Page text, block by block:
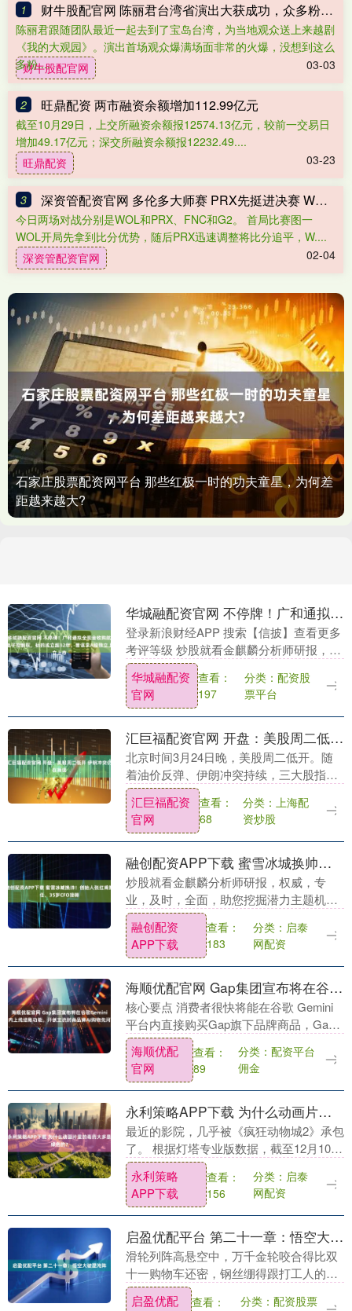
1 财牛股配官网 陈丽君台湾省演出大获成功，众多粉丝追捧场面热闹，陈丽君太可爱
陈丽君跟随团队最近一起去到了宝岛台湾，为当地观众送上来越剧
《我的大观园》。演出首场观众爆满场面非常的火爆，没想到这么
多粉....
财牛股配官网 03-03
2 旺鼎配资 两市融资余额增加112.99亿元
截至10月29日，上交所融资余额报12574.13亿元，较前一交易日
增加49.17亿元；深交所融资余额报12232.49....
旺鼎配资
03-23
3 深资管配资官网 多伦多大师赛 PRX先挺进决赛 WOL和FNC将争夺最后一个名额_比分_双方_胜利
今日两场对战分别是WOL和PRX、FNC和G2。 首局比赛图一
WOL开局先拿到比分优势，随后PRX迅速调整将比分追平，W....
深资管配资官网
02-04
石家庄股票配资网平台 那些红极一时的功夫童星，为何差
距越来越大?
华城融配资官网 不停牌！广和通拟全现金收购航盛电子控制权，标的成立超32年，曾谋求A股独立上市
登录新浪财经APP 搜索【信披】查看更多
考评等级 炒股就看金麒麟分析师研报，权
威，专业，及时，全面，助您挖掘潜力主
题机会！ 每经记者|蔡鼎每经编辑|黄胜 广
和通....
华城融配资
官网
查看：
197
分类：配资股
票平台
汇巨福配资官网 开盘：美股周二低开 伊朗冲突仍在持续
北京时间3月24日晚，美股周二低开。随
着油价反弹、伊朗冲突持续，三大股指在
周一反弹后再度回落。 道指跌349.95点，
跌幅为0.76%，报45858.52点；纳....
汇巨福配资
官网
查看：
68
分类：上海配
资炒股
融创配资APP下载 蜜雪冰城换帅！创始人张红甫卸任，35岁CFO接棒
炒股就看金麒麟分析师研报，权威，专
业，及时，全面，助您挖掘潜力主题机
会！ 来源 ：国际金融报 茶饮行业发生深
刻变化之际，蜜雪冰城迎来财务背景的“掌
舵手”。 3月....
融创配资
APP下载
查看：
183
分类：启泰
网配资
海顺优配官网 Gap集团宣布将在谷歌Gemini内上线结账功能，开创主流时尚品牌AI购物先河
核心要点 消费者很快将能在谷歌 Gemini
平台内直接购买Gap旗下品牌商品，Gap
也由此成为首家在该 AI 平台内提供即时结
账服务的大型时尚企业。在专业零售....
海顺优配
官网
查看：
89
分类：配资平台
佣金
永利策略APP下载 为什么动画片里的毒药大多是绿色的？
最近的影院，几乎被《疯狂动物城2》承包
了。 根据灯塔专业版数据，截至12月10日
11时许，《疯狂动物城2》的内地票房已
达31.2亿元。不少人二刷、三刷，深挖隐
藏....
永利策略
APP下载
查看：
156
分类：启泰
网配资
启盈优配平台 第二十一章：悟空大破混沌阵
滑轮列阵高悬空中，万千金轮咬合得比双
十一购物车还密，钢丝绷得跟打工人的神
经一样紧，寒光闪闪，就等着开团。 只见
启盈优配
查看：
分类：配资股票